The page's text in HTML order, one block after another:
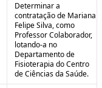
Determinar a
contratação de Mariana
Felipe Silva, como
Professor Colaborador,
lotando-a no
Departamento de
Fisioterapia do Centro
de Ciências da Saúde.